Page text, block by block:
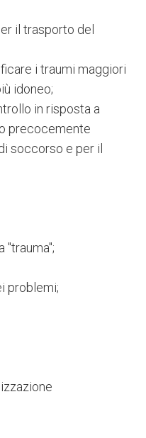
il trasporto del
i traumi maggiori
idoneo;
in risposta a
precocemente
soccorso e per il
"trauma";
problemi;